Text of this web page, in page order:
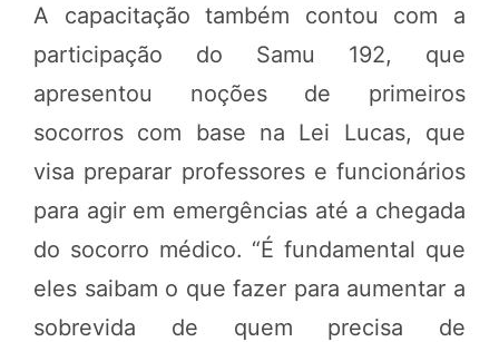
A capacitação também contou com a
participação do Samu 192, que
apresentou noções de primeiros
socorros com base na Lei Lucas, que
visa preparar professores e funcionários
para agir em emergências até a chegada
do socorro médico. “É fundamental que
eles saibam o que fazer para aumentar a
sobrevida de quem precisa de